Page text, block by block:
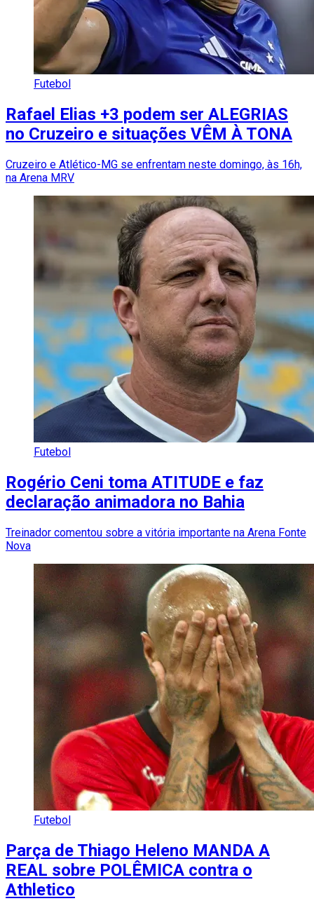
Futebol
Rafael Elias +3 podem ser ALEGRIAS
no Cruzeiro e situações VÊM À TONA
Cruzeiro e Atlético-MG se enfrentam neste domingo, às 16h,
na Arena MRV
Futebol
Rogério Ceni toma ATITUDE e faz
declaração animadora no Bahia
Treinador comentou sobre a vitória importante na Arena Fonte
Nova
Futebol
Parça de Thiago Heleno MANDA A
REAL sobre POLÊMICA contra o
Athletico